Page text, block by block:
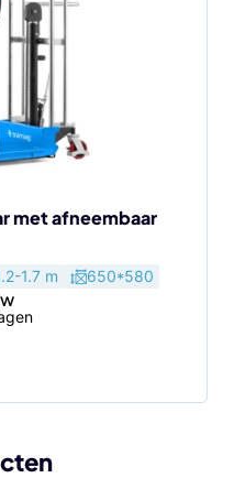
met afneembaar
1.7 m 650*580